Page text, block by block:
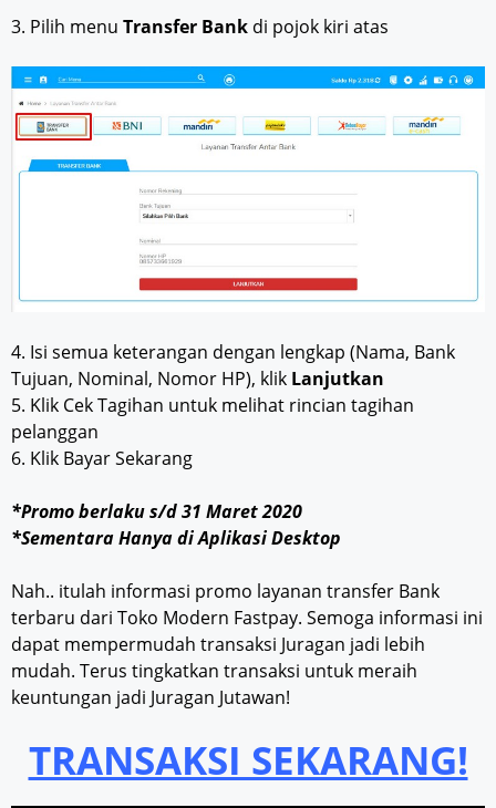
3. Pilih menu Transfer Bank di pojok kiri atas
4. Isi semua keterangan dengan lengkap (Nama, Bank
Tujuan, Nominal, Nomor HP), klik Lanjutkan
5. Klik Cek Tagihan untuk melihat rincian tagihan
pelanggan
6. Klik Bayar Sekarang
*Promo berlaku s/d 31 Maret 2020
*Sementara Hanya di Aplikasi Desktop
Nah.. itulah informasi promo layanan transfer Bank
terbaru dari Toko Modern Fastpay. Semoga informasi ini
dapat mempermudah transaksi Juragan jadi lebih
mudah. Terus tingkatkan transaksi untuk meraih
keuntungan jadi Juragan Jutawan!
TRANSAKSI SEKARANG!